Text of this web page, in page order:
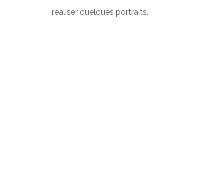
réaliser quelques portraits.